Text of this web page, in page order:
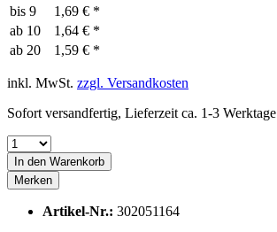
bis 9
1,69 € *
ab 10
1,64 € *
ab 20 1,59 € *
inkl. MwSt. zzgl. Versandkosten
Sofort versandfertig, Lieferzeit ca. 1-3 Werktage
In den Warenkorb
Merken
Artikel-Nr.: 302051164